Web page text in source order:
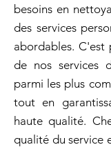
besoins en
des services
abordables. C'est
de nos services
parmi les plus
tout en
haute qualité.
qualité du service